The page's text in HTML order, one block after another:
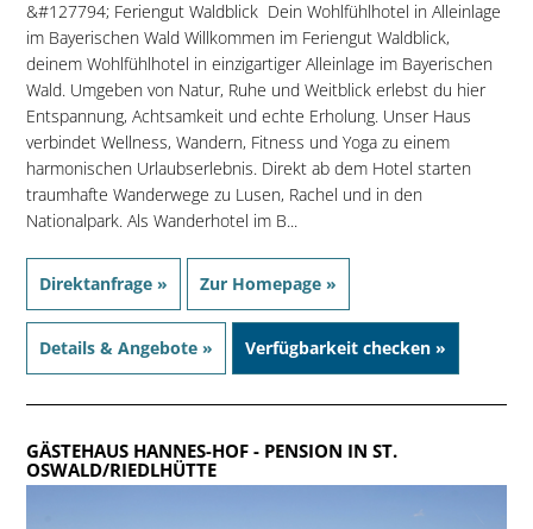
&#127794; Feriengut Waldblick  Dein Wohlfühlhotel in Alleinlage
im Bayerischen Wald Willkommen im Feriengut Waldblick,
deinem Wohlfühlhotel in einzigartiger Alleinlage im Bayerischen
Wald. Umgeben von Natur, Ruhe und Weitblick erlebst du hier
Entspannung, Achtsamkeit und echte Erholung. Unser Haus
verbindet Wellness, Wandern, Fitness und Yoga zu einem
harmonischen Urlaubserlebnis. Direkt ab dem Hotel starten
traumhafte Wanderwege zu Lusen, Rachel und in den
Nationalpark. Als Wanderhotel im B...
Direktanfrage » Zur Homepage »
Details & Angebote » Verfügbarkeit checken »
GÄSTEHAUS HANNES-HOF- PENSION IN ST.
OSWALD/RIEDLHÜTTE